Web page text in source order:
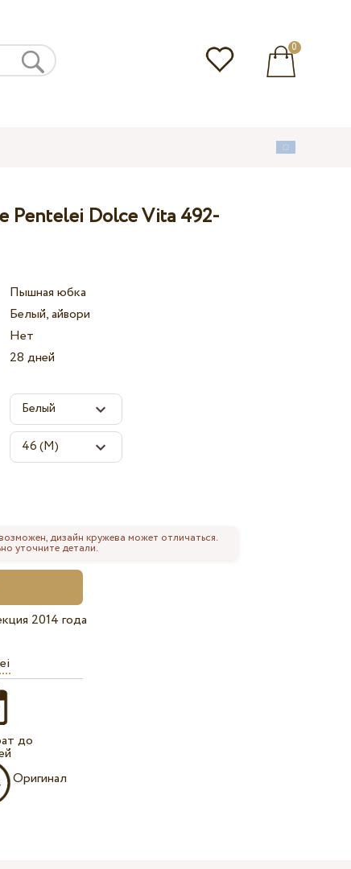
0
Pentelei Dolce Vita 492-
Пышная юбка
Белый, айвори
Нет
28 дней
дизайн кружева может отличаться.
уточните детали.
2014 года
до
Оригинал